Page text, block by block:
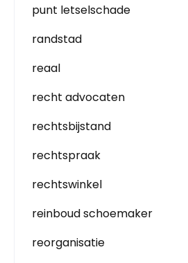
punt letselschade
randstad
reaal
recht advocaten
rechtsbijstand
rechtspraak
rechtswinkel
reinboud schoemaker
reorganisatie